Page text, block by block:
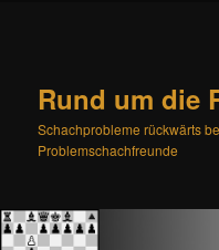
Rund um die
Schachprobleme rückwärts
Problemschachfreunde